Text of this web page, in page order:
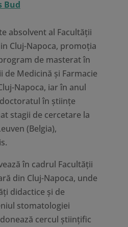
Bud
absolvent al Facultății
Cluj-Napoca, promoția
de masterat în
de Medicină și Farmacie
Napoca, iar în anul
în științe
stagii de cercetare la
(Belgia),
în cadrul Facultății
din Cluj-Napoca, unde
didactice și de
stomatologiei
cercul științific